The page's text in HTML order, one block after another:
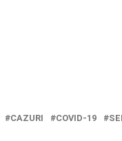
CAZURI COVID-19